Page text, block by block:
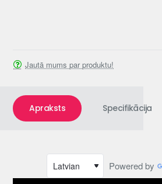
Jautā mums par produktu!
Apraksts Specifikācija
Powered by